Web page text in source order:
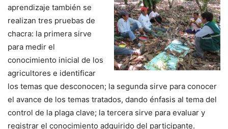
aprendizaje también se
realizan tres pruebas de
chacra: la primera sirve
para medir el
conocimiento inicial de los
agricultores e identificar
los temas que desconocen; la segunda sirve para conocer
el avance de los temas tratados, dando énfasis al tema del
control de la plaga clave; la tercera sirve para evaluar y
registrar el conocimiento adquirido del participante.